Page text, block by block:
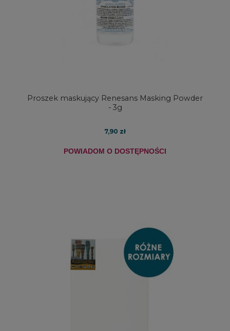
Proszek maskujący Renesans Masking Powder
- 3g
7,90 zł
POWIADOM O DOSTĘPNOŚCI